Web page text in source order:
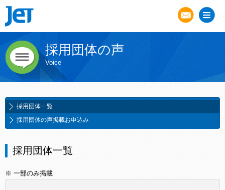
採用団体の声
Voice
採用団体一覧
採用団体の声掲載お申込み
採用団体一覧
※ 一部のみ掲載